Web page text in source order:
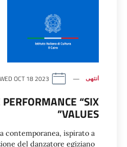
انتهى
“SIX
VALUES”
contemporanea, ispirato a
del danzatore egiziano